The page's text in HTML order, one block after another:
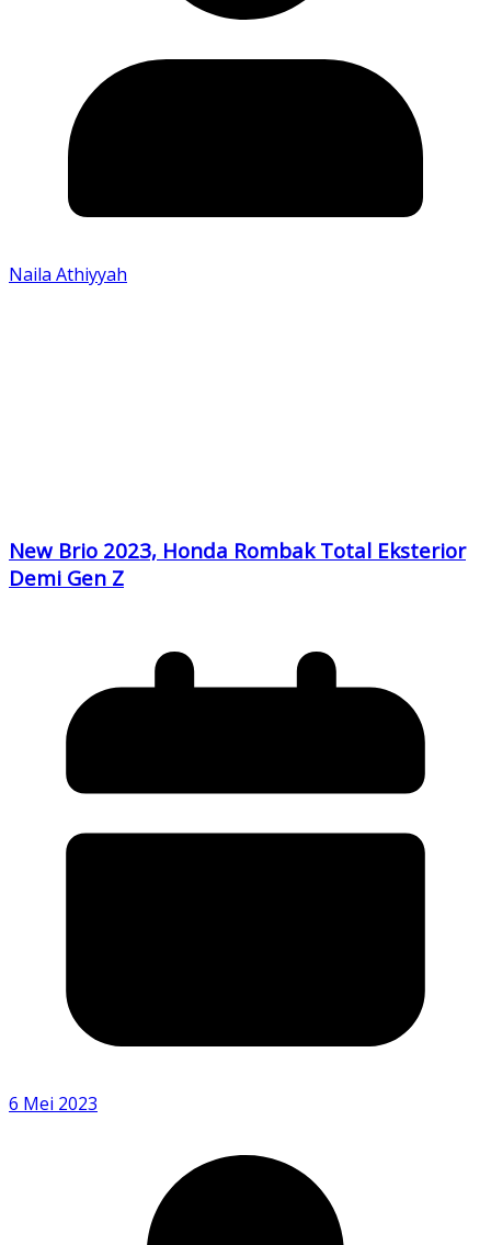
Naila Athiyyah
New Brio 2023, Honda Rombak Total Eksterior
Demi Gen Z
6 Mei 2023